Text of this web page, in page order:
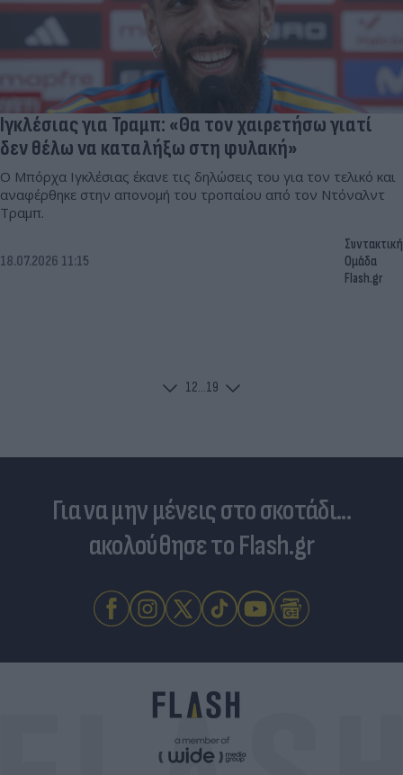
Ιγκλέσιας για Τραμπ: «Θα τον χαιρετήσω γιατί
δεν θέλω να καταλήξω στη φυλακή»
Ο Μπόρχα Ιγκλέσιας έκανε τις δηλώσεις του για τον τελικό και
αναφέρθηκε στην απονομή του τροπαίου από τον Ντόναλντ
Τραμπ.
18.07.2026 11:15
Συντακτική
Ομάδα
Flash.gr
12...19
Για να μην μένεις στο σκοτάδι...
ακολούθησε το Flash.gr